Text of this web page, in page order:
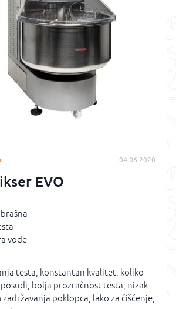
04.06.2020
EVO
vode
testa, konstantan kvalitet, koliko
bolja prozračnost testa, nizak
poklopca, lako za čišćenje,